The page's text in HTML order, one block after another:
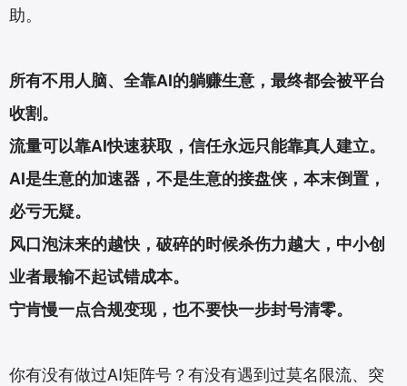
助。
所有不用人脑、全靠AI的躺赚生意，最终都会被平台
收割。
流量可以靠AI快速获取，信任永远只能靠真人建立。
AI是生意的加速器，不是生意的接盘侠，本末倒置，
必亏无疑。
风口泡沫来的越快，破碎的时候杀伤力越大，中小创
业者最输不起试错成本。
宁肯慢一点合规变现，也不要快一步封号清零。
你有没有做过AI矩阵号？有没有遇到过莫名限流、突